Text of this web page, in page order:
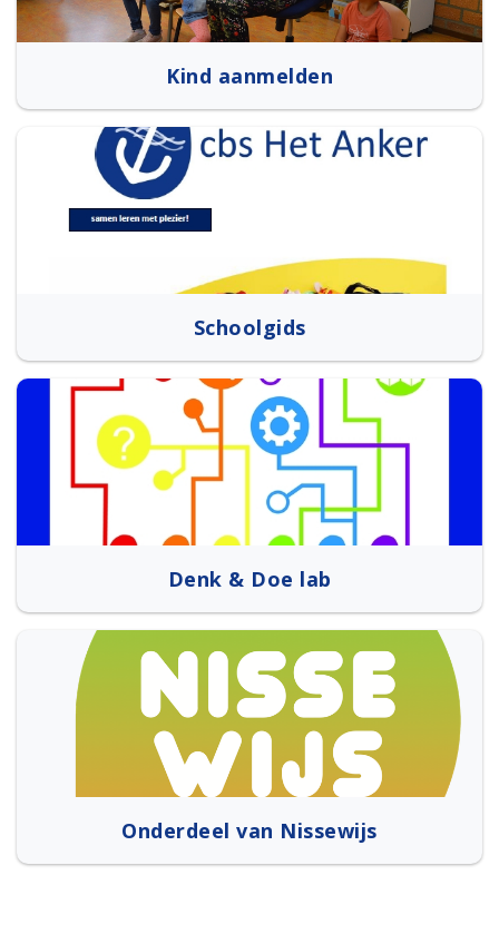
Kind aanmelden
Schoolgids
Denk & Doe lab
Onderdeel van Nissewijs